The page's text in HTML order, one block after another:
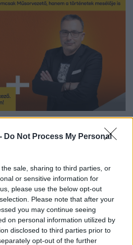
Do Not Process My Personal
sale, sharing to third parties, or
or sensitive information for
please use the below opt-out
Please note that after your
you may continue seeing
on personal information utilized by
disclosed to third parties prior to
opt-out of the further
RTL+ Premiumon
műtárgyfelfedező műsorát!
az RTL.hu az elsők között